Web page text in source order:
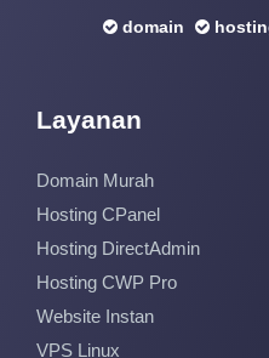
domain
Layanan
Domain Murah
Hosting CPanel
Hosting DirectAdmin
Hosting CWP Pro
Website Instan
VPS Linux